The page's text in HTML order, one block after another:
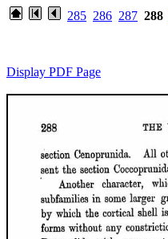
285 286 287 288
Display PDF Page